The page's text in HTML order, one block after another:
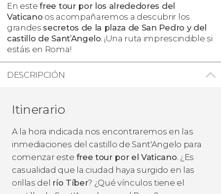
En estefree tour por los alrededores del
Vaticano os acompañaremos a descubrir los
grandes secretos de la plaza de San Pedro y del
castillo de Sant’Angelo. ¡Una ruta imprescindible si
estáis en Roma!
DESCRIPCIÓN
Itinerario
A la hora indicada nos encontraremos en las
inmediaciones del castillo de Sant'Angelo para
comenzar este free tour por el Vaticano. ¿Es
casualidad que la ciudad haya surgido en las
orillas del río Tíber? ¿Qué vínculos tiene el